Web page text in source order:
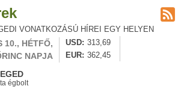
VONATKOZÁSÚ HÍREI EGY HELYEN
10., HÉTFŐ,
NAPJA
USD
313,69
EUR
362,45
égbolt